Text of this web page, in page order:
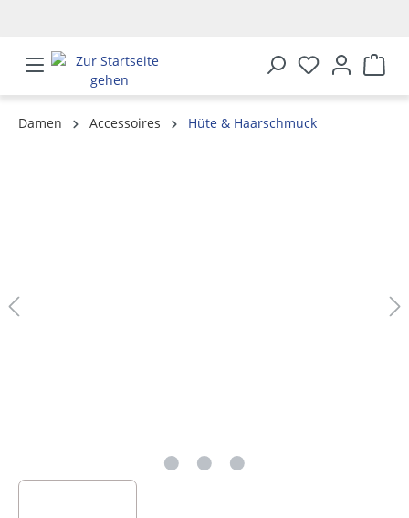
Damen Accessoires
Hüte & Haarschmuck